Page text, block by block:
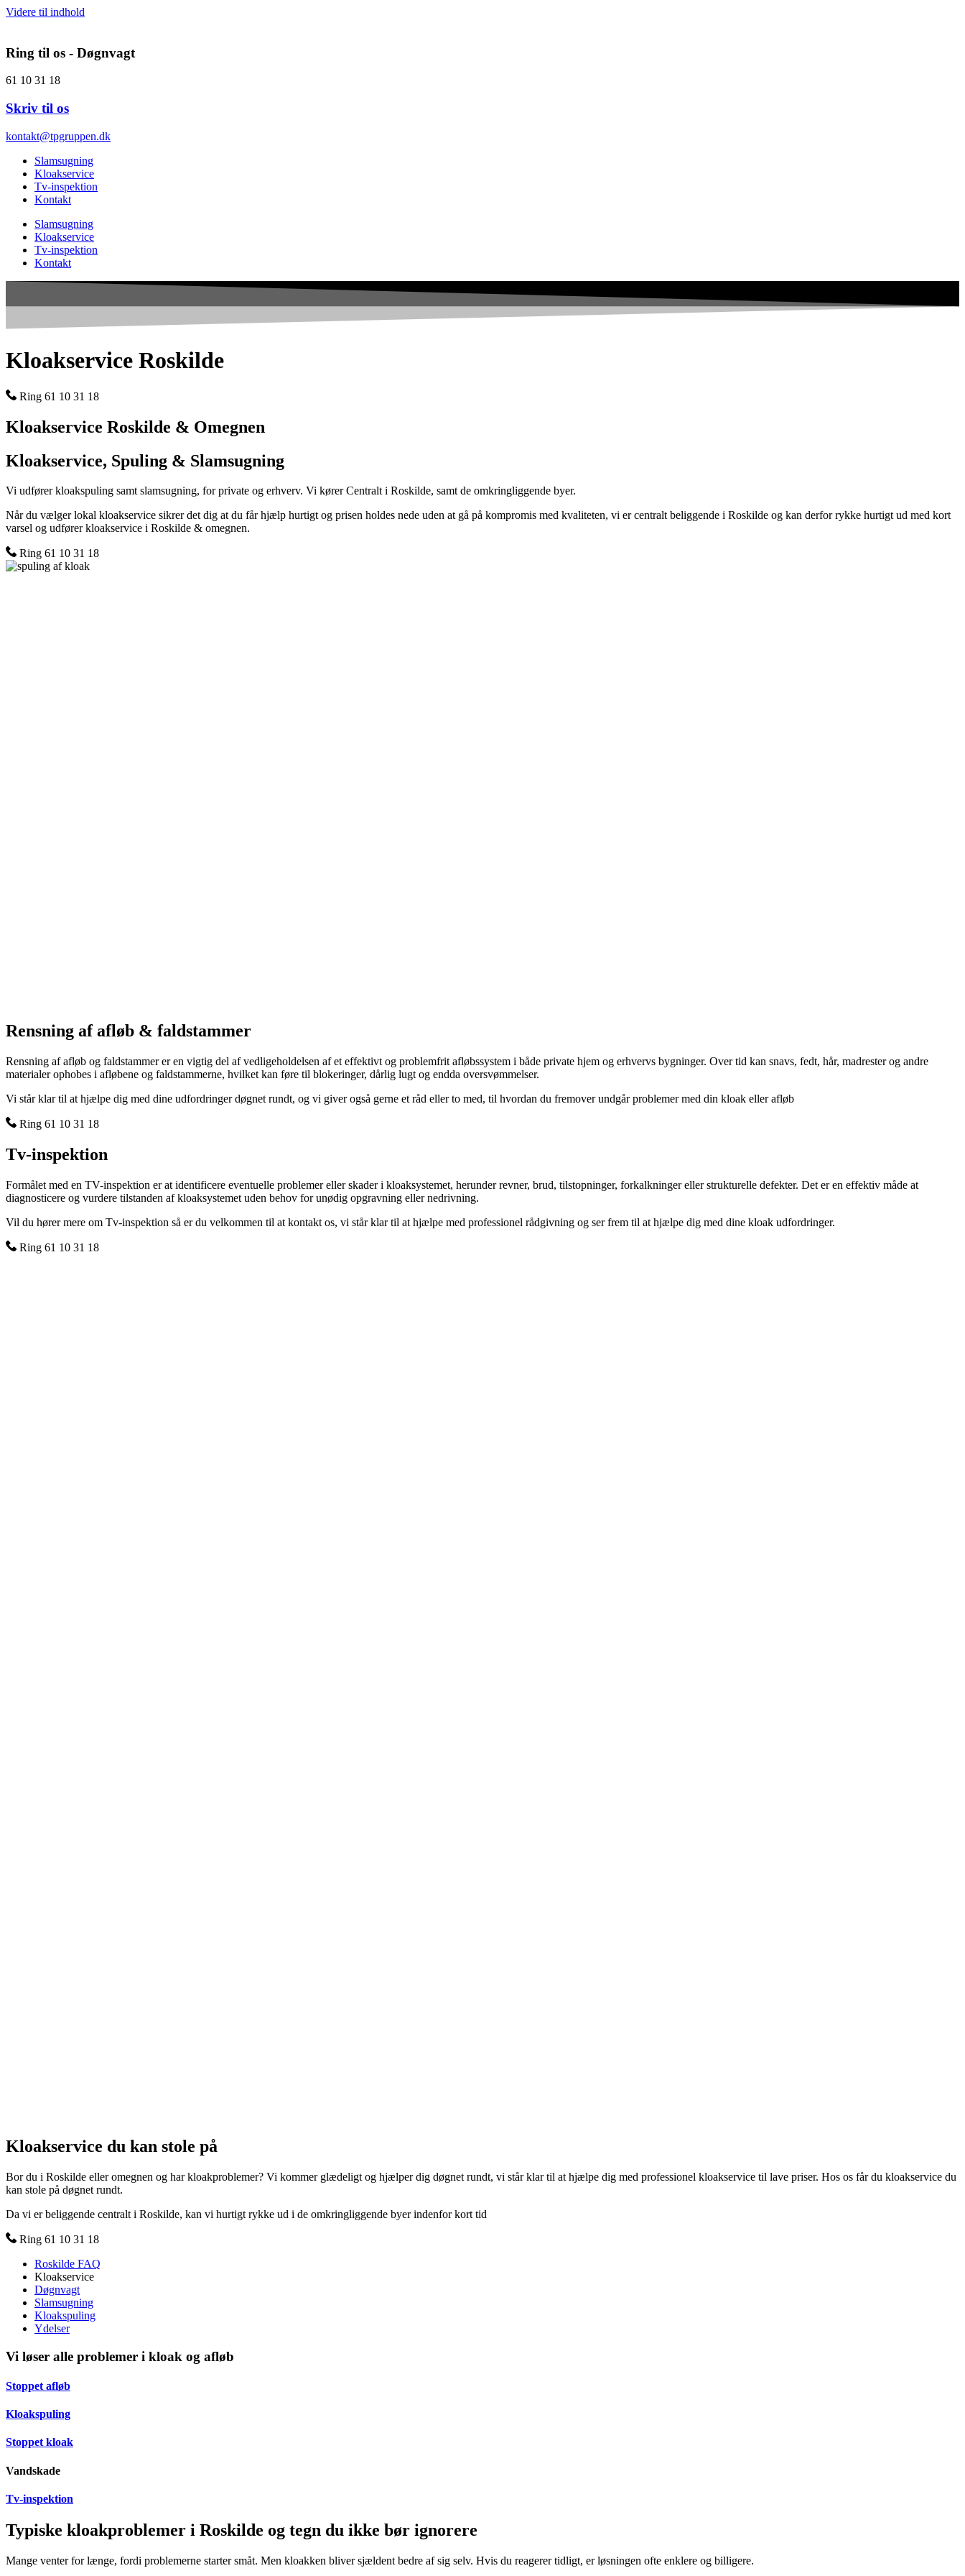
Videre til indhold
Ring til os - Døgnvagt
61 10 31 18
Skriv til os
kontakt@tpgruppen.dk
Slamsugning
Kloakservice
Tv-inspektion
Kontakt
Slamsugning
Kloakservice
Tv-inspektion
Kontakt
Kloakservice Roskilde
Ring 61 10 31 18
Kloakservice Roskilde & Omegnen
Kloakservice, Spuling & Slamsugning
Vi udfører kloakspuling samt slamsugning, for private og erhverv. Vi kører Centralt i Roskilde, samt de omkringliggende byer.
Når du vælger lokal kloakservice sikrer det dig at du får hjælp hurtigt og prisen holdes nede uden at gå på kompromis med kvaliteten, vi er centralt beliggende i Roskilde og kan derfor rykke hurtigt ud med kort
varsel og udfører kloakservice i Roskilde & omegnen.
Ring 61 10 31 18
Rensning af afløb & faldstammer
Rensning af afløb og faldstammer er en vigtig del af vedligeholdelsen af et effektivt og problemfrit afløbssystem i både private hjem og erhvervs bygninger. Over tid kan snavs, fedt, hår, madrester og andre
materialer ophobes i afløbene og faldstammerne, hvilket kan føre til blokeringer, dårlig lugt og endda oversvømmelser.
Vi står klar til at hjælpe dig med dine udfordringer døgnet rundt, og vi giver også gerne et råd eller to med, til hvordan du fremover undgår problemer med din kloak eller afløb
Ring 61 10 31 18
Tv-inspektion
Formålet med en TV-inspektion er at identificere eventuelle problemer eller skader i kloaksystemet, herunder revner, brud, tilstopninger, forkalkninger eller strukturelle defekter. Det er en effektiv måde at
diagnosticere og vurdere tilstanden af kloaksystemet uden behov for unødig opgravning eller nedrivning.
Vil du hører mere om Tv-inspektion så er du velkommen til at kontakt os, vi står klar til at hjælpe med professionel rådgivning og ser frem til at hjælpe dig med dine kloak udfordringer.
Ring 61 10 31 18
Kloakservice du kan stole på
Bor du i Roskilde eller omegnen og har kloakproblemer? Vi kommer glædeligt og hjælper dig døgnet rundt, vi står klar til at hjælpe dig med professionel kloakservice til lave priser. Hos os får du kloakservice du
kan stole på døgnet rundt.
Da vi er beliggende centralt i Roskilde, kan vi hurtigt rykke ud i de omkringliggende byer indenfor kort tid
Ring 61 10 31 18
Roskilde FAQ
Kloakservice
Døgnvagt
Slamsugning
Kloakspuling
Ydelser
Vi løser alle problemer i kloak og afløb
Stoppet afløb
Kloakspuling
Stoppet kloak
Vandskade
Tv-inspektion
Typiske kloakproblemer i Roskilde og tegn du ikke bør ignorere
Mange venter for længe, fordi problemerne starter småt. Men kloakken bliver sjældent bedre af sig selv. Hvis du reagerer tidligt, er løsningen ofte enklere og billigere.